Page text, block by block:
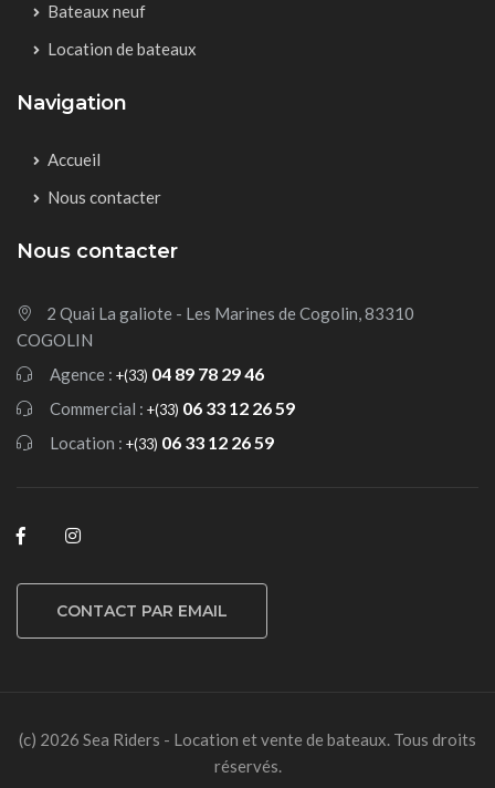
Bateaux neuf
Location de bateaux
Navigation
Accueil
Nous contacter
Nous contacter
2 Quai La galiote - Les Marines de Cogolin, 83310
COGOLIN
Agence : +(33) 04 89 78 29 46
Commercial : +(33) 06 33 12 26 59
Location : +(33) 06 33 12 26 59
CONTACT PAR EMAIL
(c) 2026 Sea Riders - Location et vente de bateaux. Tous droits
réservés.